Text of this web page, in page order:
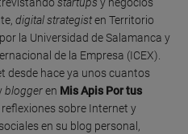
startups y negocios
digital strategisten Territorio
la Universidad de Salamanca y
de la Empresa (ICEX).
desde hace ya unos cuantos
bloggeren Mis Apis Por tus
sobre Internet y
en su blog personal,